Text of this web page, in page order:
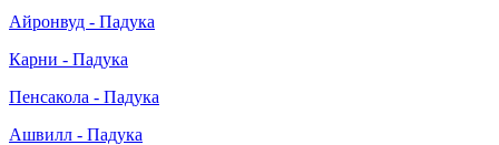
Айронвуд - Падука
Карни - Падука
Пенсакола - Падука
Ашвилл - Падука